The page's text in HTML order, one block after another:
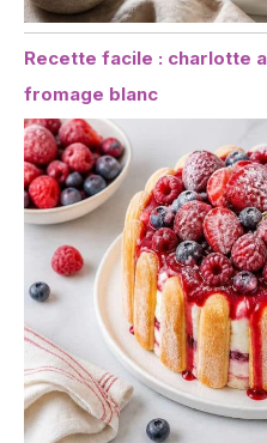
Recette facile : charlotte
fromage blanc